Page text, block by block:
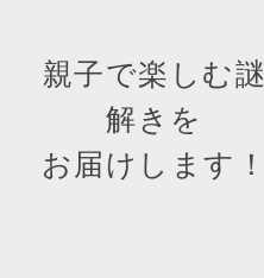
親子で楽しむ謎
解きを
お届けします！